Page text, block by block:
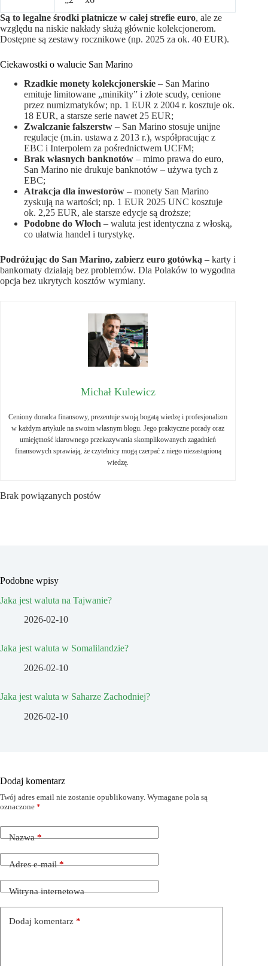
Są to legalne środki płatnicze w całej strefie euro, ale ze
względu na niskie nakłady służą głównie kolekcjonerom.
Dostępne są zestawy rocznikowe (np. 2025 za ok. 40 EUR).
Ciekawostki o walucie San Marino
Rzadkie monety kolekcjonerskie – San Marino
emituje limitowane „minikity” i złote scudy, cenione
przez numizmatyków; np. 1 EUR z 2004 r. kosztuje ok.
18 EUR, a starsze serie nawet 25 EUR;
Zwalczanie fałszerstw – San Marino stosuje unijne
regulacje (m.in. ustawa z 2013 r.), współpracując z
EBC i Interpolem za pośrednictwem UCFM;
Brak własnych banknotów – mimo prawa do euro,
San Marino nie drukuje banknotów – używa tych z
EBC;
Atrakcja dla inwestorów – monety San Marino
zyskują na wartości; np. 1 EUR 2025 UNC kosztuje
ok. 2,25 EUR, ale starsze edycje są droższe;
Podobne do Włoch – waluta jest identyczna z włoską,
co ułatwia handel i turystykę.
Podróżując do San Marino, zabierz euro gotówką – karty i
bankomaty działają bez problemów. Dla Polaków to wygodna
opcja bez ukrytych kosztów wymiany.
Michał Kulewicz
Ceniony doradca finansowy, prezentuje swoją bogatą wiedzę i profesjonalizm
w każdym artykule na swoim własnym blogu. Jego praktyczne porady oraz
umiejętność klarownego przekazywania skomplikowanych zagadnień
finansowych sprawiają, że czytelnicy mogą czerpać z niego niezastąpioną
wiedzę.
Brak powiązanych postów
Podobne wpisy
Jaka jest waluta na Tajwanie?
2026-02-10
Jaka jest waluta w Somalilandzie?
2026-02-10
Jaka jest waluta w Saharze Zachodniej?
2026-02-10
Dodaj komentarz
Twój adres email nie zostanie opublikowany. Wymagane pola są
oznaczone *
Nazwa*
Adres e-mail*
Witryna internetowa
Dodaj komentarz *